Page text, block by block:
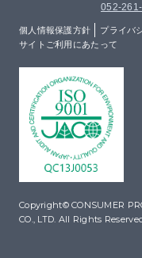
052-
個人情報保護方針 プライバ
サイトご利用にあたって
Copyright© CONSUMER
CO., LTD. All Rights